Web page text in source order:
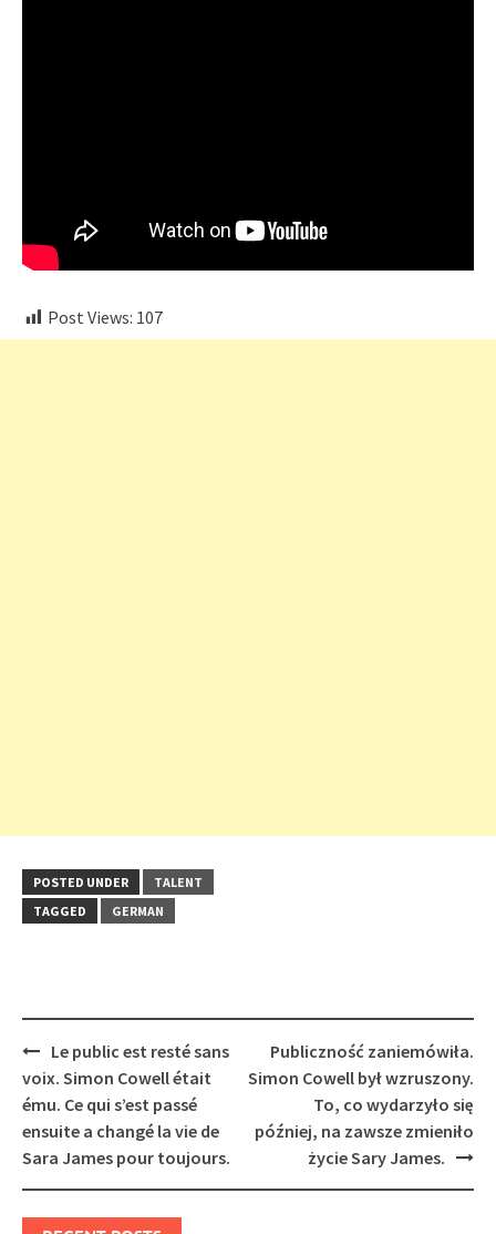
Post Views: 107
POSTED UNDER
TALENT
TAGGED
GERMAN
Post
navigation
Le public est resté sans
voix. Simon Cowell était
ému. Ce qui s’est passé
ensuite a changé la vie de
Sara James pour toujours.
Publiczność zaniemówiła.
Simon Cowell był wzruszony.
To, co wydarzyło się
później, na zawsze zmieniło
życie Sary James.